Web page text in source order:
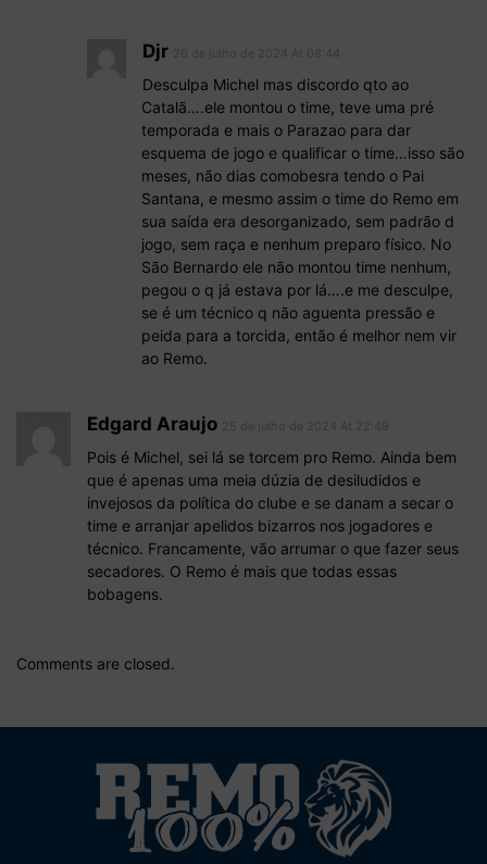
Djr
Desculpa Michel mas discordo qto ao
Catalã….ele montou o time, teve uma pré
temporada e mais o Parazao para dar
esquema de jogo e qualificar o time…isso são
meses, não dias comobesra tendo o Pai
Santana, e mesmo assim o time do Remo em
sua saída era desorganizado, sem padrão d
jogo, sem raça e nenhum preparo físico. No
São Bernardo ele não montou time nenhum,
pegou o q já estava por lá….e me desculpe,
se é um técnico q não aguenta pressão e
peida para a torcida, então é melhor nem vir
ao Remo.
Edgard Araujo
Pois é Michel, sei lá se torcem pro Remo. Ainda bem
que é apenas uma meia dúzia de desiludidos e
invejosos da política do clube e se danam a secar o
time e arranjar apelidos bizarros nos jogadores e
técnico. Francamente, vão arrumar o que fazer seus
secadores. O Remo é mais que todas essas
bobagens.
Comments are closed.